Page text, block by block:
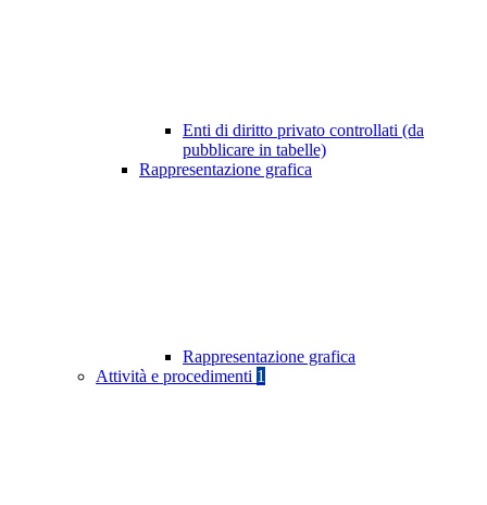
Enti di diritto privato controllati (da
pubblicare in tabelle)
Rappresentazione grafica
Rappresentazione grafica
Attività e procedimenti 1